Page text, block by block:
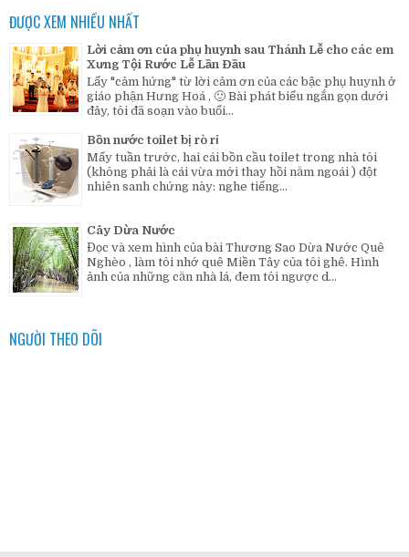
ĐƯỢC XEM NHIỀU NHẤT
Lời cảm ơn của phụ huynh sau Thánh Lễ cho các em
Xưng Tội Rước Lễ Lần Đầu
Lấy "cảm hứng" từ lời cảm ơn của các bậc phụ huynh ở
giáo phận Hưng Hoá , 🙂 Bài phát biểu ngắn gọn dưới
đây, tôi đã soạn vào buổi...
Bồn nước toilet bị rò rỉ
Mấy tuần trước, hai cái bồn cầu toilet trong nhà tôi
(không phải là cái vừa mới thay hồi năm ngoái ) đột
nhiên sanh chứng này: nghe tiếng...
Cây Dừa Nước
Đọc và xem hình của bài Thương Sao Dừa Nước Quê
Nghèo , làm tôi nhớ quê Miền Tây của tôi ghê. Hình
ảnh của những căn nhà lá, đem tôi ngược d...
NGƯỜI THEO DÕI